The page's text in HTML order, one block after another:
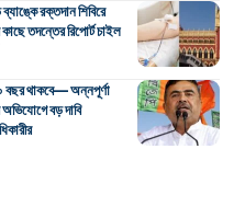
রক্তদান শিবিরে
কাছে তদন্তের রিপোর্ট চাইল
বছর থাকবে— অন্নপূর্ণা
বড় দাবি